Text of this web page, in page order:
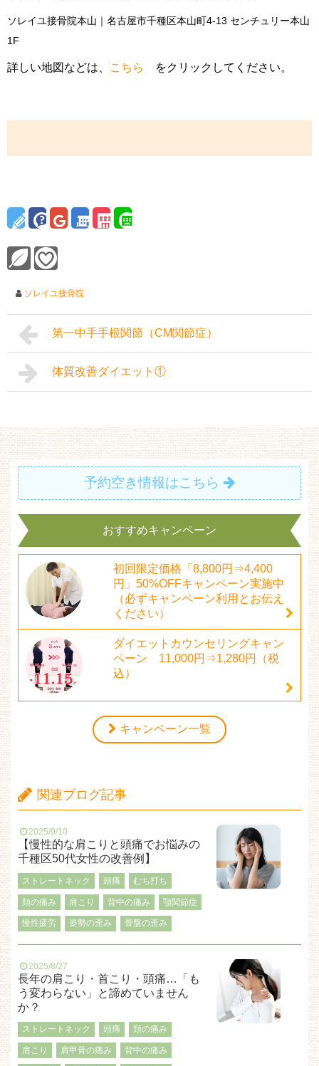
ソレイユ接骨院本山｜名古屋市千種区本山町4-13 センチュリー本山
1F
詳しい地図などは、 こちら をクリックしてください。
ソレイユ接骨院
第一中手手根関節（CM関節症）
体質改善ダイエット①
予約空き情報はこちら
おすすめキャンペーン
初回限定価格「8,800円⇒4,400
円」50%OFFキャンペーン実施中
（必ずキャンペーン利用とお伝え
ください）
ダイエットカウンセリングキャン
ペーン 11,000円⇒1,280円（税
込）
キャンペーン一覧
関連ブログ記事
2025/9/10
【慢性的な肩こりと頭痛でお悩みの
千種区50代女性の改善例】
ストレートネック 頭痛 むち打ち
頚の痛み 肩こり 背中の痛み 顎関節症
慢性疲労 姿勢の歪み 骨盤の歪み
2025/8/27
長年の肩こり・首こり・頭痛…「も
う変わらない」と諦めていません
か？
ストレートネック 頭痛 頚の痛み
肩こり 肩甲骨の痛み 背中の痛み